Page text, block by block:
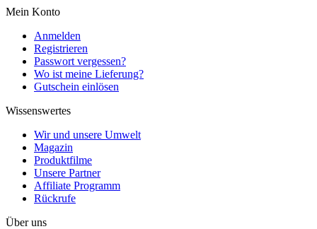
Mein Konto
Anmelden
Registrieren
Passwort vergessen?
Wo ist meine Lieferung?
Gutschein einlösen
Wissenswertes
Wir und unsere Umwelt
Magazin
Produktfilme
Unsere Partner
Affiliate Programm
Rückrufe
Über uns